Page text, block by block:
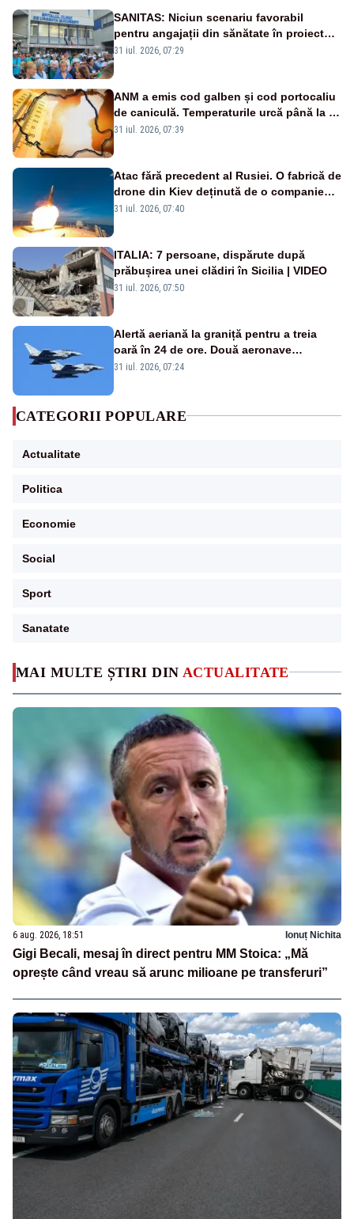
MAI MULTE ȘTIRI DIN ACTUALITATE
6 aug. 2026, 18:51 Ionuț Nichita
Gigi Becali, mesaj în direct pentru MM Stoica: „Mă
oprește când vreau să arunc milioane pe transferuri”
SANITAS: Niciun scenariu favorabil
pentru angajații din sănătate în proiectul
Legii salarizării
31 iul. 2026, 07:29
ANM a emis cod galben și cod portocaliu
de caniculă. Temperaturile urcă până la 38
de grade, iar nopțile devin tropicale
31 iul. 2026, 07:39
Atac fără precedent al Rusiei. O fabrică de
drone din Kiev deținută de o companie
americană, distrusă de o rachetă
31 iul. 2026, 07:40
ITALIA: 7 persoane, dispărute după
prăbușirea unei clădiri în Sicilia | VIDEO
31 iul. 2026, 07:50
Alertă aeriană la graniță pentru a treia
oară în 24 de ore. Două aeronave
Eurofighter britanice au fost ridicate de la
31 iul. 2026, 07:24
CATEGORII POPULARE
Actualitate
Politica
Economie
Social
Sport
Sanatate